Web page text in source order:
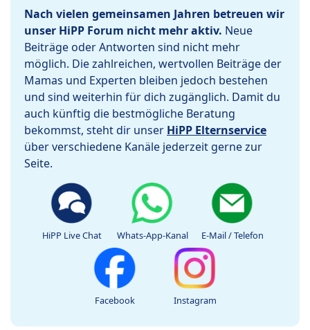
Nach vielen gemeinsamen Jahren betreuen wir
unser HiPP Forum nicht mehr aktiv. Neue
Beiträge oder Antworten sind nicht mehr
möglich. Die zahlreichen, wertvollen Beiträge der
Mamas und Experten bleiben jedoch bestehen
und sind weiterhin für dich zugänglich. Damit du
auch künftig die bestmögliche Beratung
bekommst, steht dir unser HiPP Elternservice
über verschiedene Kanäle jederzeit gerne zur
Seite.
HiPP Live Chat Whats-App-Kanal E-Mail / Telefon
Facebook Instagram